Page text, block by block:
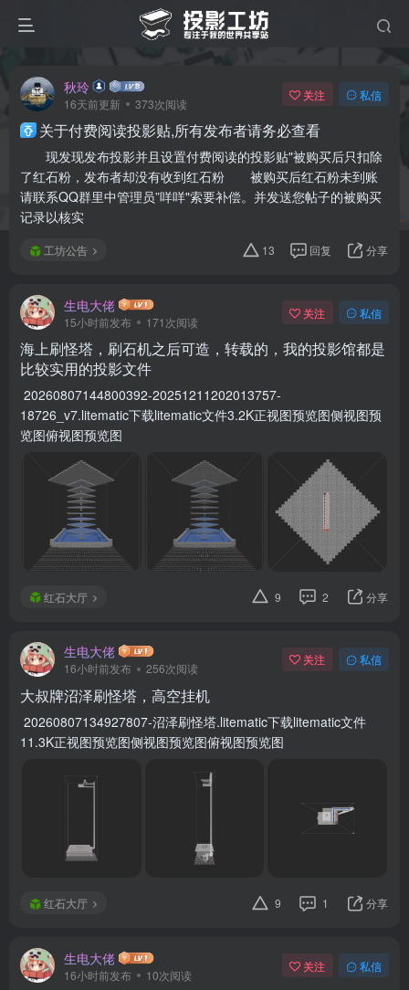
秋玲
16天前更新 373次阅读
关注 私信
关于付费阅读投影贴,所有发布者请务必查看
现发现发布投影并且设置付费阅读的投影贴"被购买后只扣除
了红石粉，发布者却没有收到红石粉 被购买后红石粉未到账
请联系QQ群里中管理员”咩咩"索要补偿。并发送您帖子的被购买
记录以核实
工坊公告 13 回复 分享
生电大佬
15小时前发布 171次阅读
关注 私信
海上刷怪塔，刷石机之后可造，转载的，我的投影馆都是
比较实用的投影文件
20260807144800392-20251211202013757-
18726_v7.litematic下载litematic文件3.2K正视图预览图侧视图预
览图俯视图预览图
红石大厅 9 2 分享
生电大佬
16小时前发布 256次阅读
关注 私信
大叔牌沼泽刷怪塔，高空挂机
20260807134927807-沼泽刷怪塔.litematic下载litematic文件
11.3K正视图预览图侧视图预览图俯视图预览图
红石大厅 9 1 分享
生电大佬
16小时前发布 10次阅读
关注 私信